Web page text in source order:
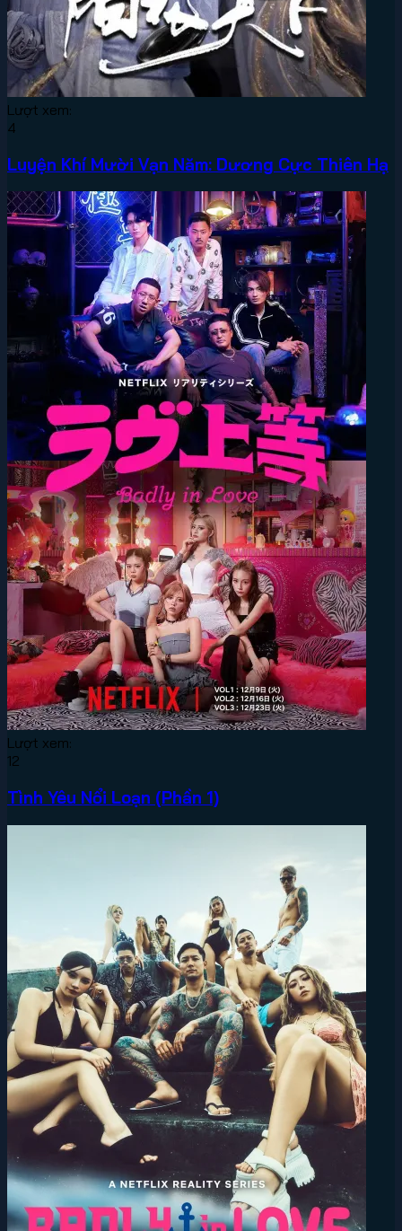
Lượt xem:
4
Luyện Khí Mười Vạn Năm: Dương Cực Thiên Hạ
Lượt xem:
12
Tình Yêu Nổi Loạn (Phần 1)